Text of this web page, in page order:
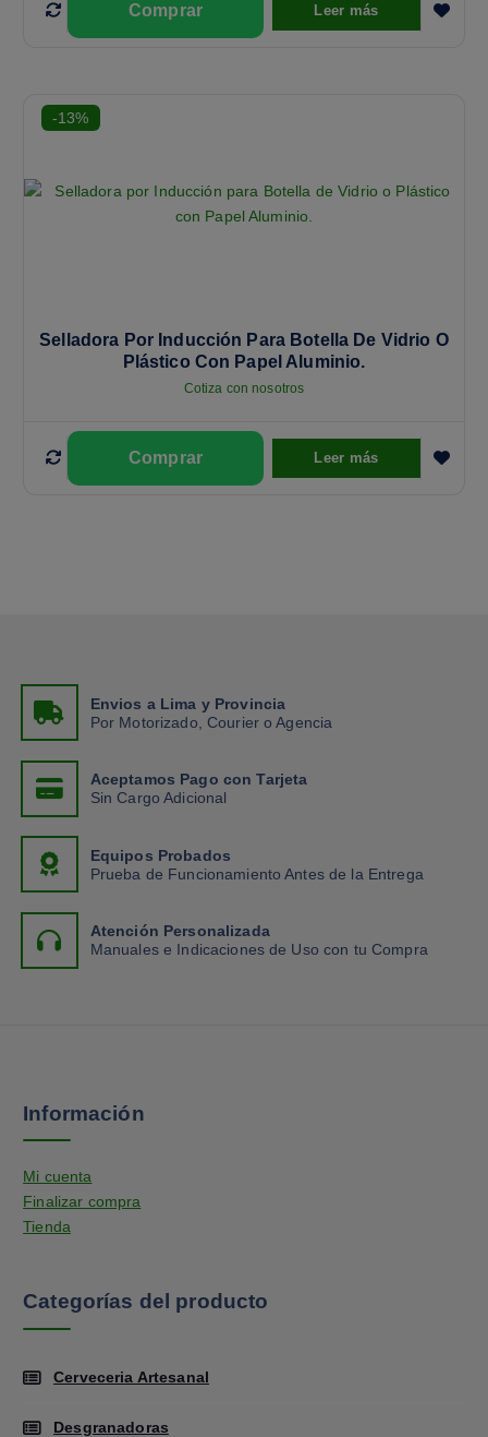
Leer más
-13%
Selladora Por Inducción Para Botella De Vidrio O
Plástico Con Papel Aluminio.
Cotiza con nosotros
Leer más
Envios a Lima y Provincia
Por Motorizado, Courier o Agencia
Aceptamos Pago con Tarjeta
Sin Cargo Adicional
Equipos Probados
Prueba de Funcionamiento Antes de la Entrega
Atención Personalizada
Manuales e Indicaciones de Uso con tu Compra
Información
Mi cuenta
Finalizar compra
Tienda
Categorías del producto
Cerveceria Artesanal
Desgranadoras